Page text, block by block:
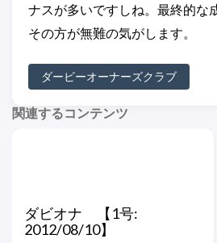
ナスが多いですしね。最終的な
その方が無難の気がします。
ダービーオーナーズクラブ
関連するコンテンツ
ダビオナ 【1号:
2012/08/10】